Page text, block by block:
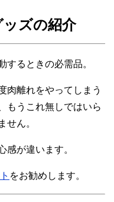
ズの紹介
するときの必需品。
肉離れをやってしまう
もうこれ無しではいら
せん。
感が違います。
をお勧めします。